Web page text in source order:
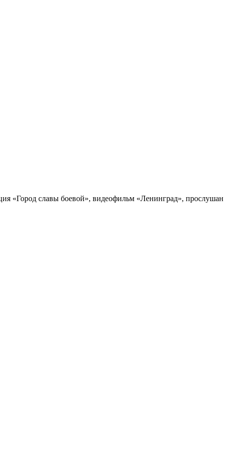
«Город славы боевой», видеофильм «Ленинград», прослушан